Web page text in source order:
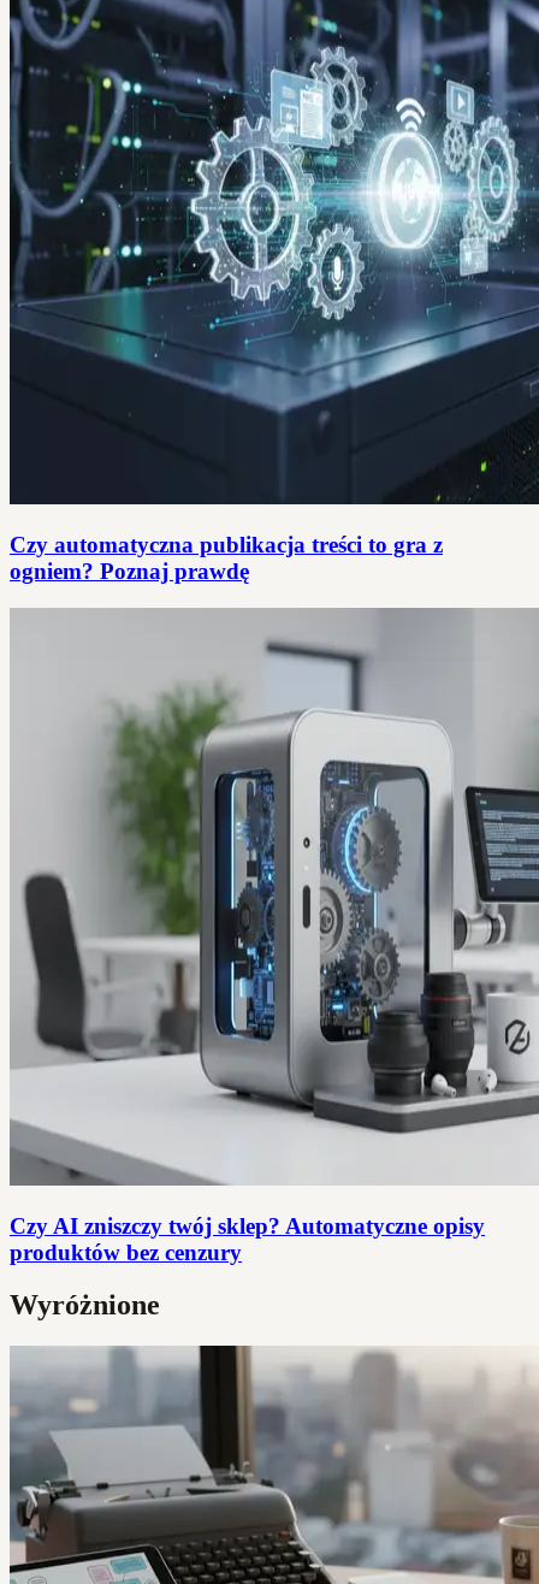
Czy automatyczna publikacja treści to gra z
ogniem? Poznaj prawdę
Czy AI zniszczy twój sklep? Automatyczne opisy
produktów bez cenzury
Wyróżnione